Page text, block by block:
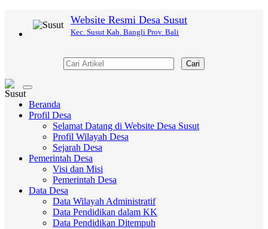
Website Resmi Desa Susut
Kec. Susut Kab. Bangli Prov. Bali
Cari
Toggle
navigation
Beranda
Profil Desa
Selamat Datang di Website Desa Susut
Profil Wilayah Desa
Sejarah Desa
Pemerintah Desa
Visi dan Misi
Pemerintah Desa
Data Desa
Data Wilayah Administratif
Data Pendidikan dalam KK
Data Pendidikan Ditempuh